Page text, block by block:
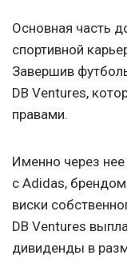
Основная часть
спортивной
Завершив
DB Ventures,
правами.
Именно через
с Adidas,
виски
DB Ventures
дивиденды в